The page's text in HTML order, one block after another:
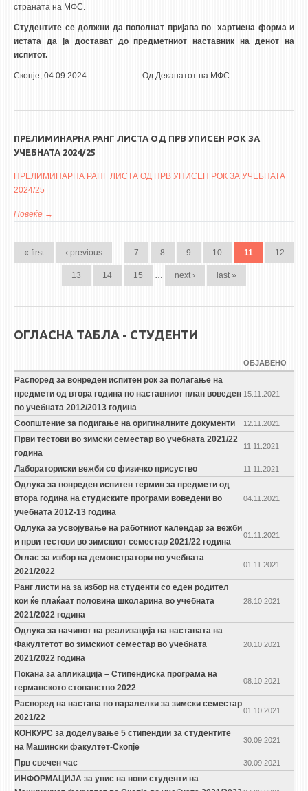
страната на МФС.
Студентите се должни да пополнат пријава во хартиена форма и
истата да ја достават до предметниот наставник на денот на
испитот.
Скопје, 04.09.2024 Од Деканатот на МФС
ПРЕЛИМИНАРНА РАНГ ЛИСТА ОД ПРВ УПИСЕН РОК ЗА
УЧЕБНАТА 2024/25
ПРЕЛИМИНАРНА РАНГ ЛИСТА ОД ПРВ УПИСЕН РОК ЗА УЧЕБНАТА
2024/25
Повеќе за ПРЕЛИМИНАРНА РАНГ ЛИСТА ОД ПРВ УПИСЕН РОК ЗА
« first ‹ previous … 7 8 9 10 11 12
13 14 15 … next › last »
ОГЛАСНА ТАБЛА - СТУДЕНТИ
ОБЈАВЕНО
Распоред за вонреден испитен рок за полагање на
предмети од втора година по наставниот план воведен
во учебната 2012/2013 година
15.11.2021
Соопштение за подигање на оригиналните документи 12.11.2021
Први тестови во зимски семестар во учебната 2021/22
година
11.11.2021
Лабораториски вежби со физичко присуство 11.11.2021
Одлука за вонреден испитен термин за предмети од
втора година на студиските програми воведени во
учебната 2012-13 година
04.11.2021
Одлука за усвојување на работниот календар за вежби
и први тестови во зимскиот семестар 2021/22 година
01.11.2021
Оглас за избор на демонстратори во учебната
2021/2022
01.11.2021
Ранг листи на за избор на студенти со еден родител
кои ќе плаќаат половина школарина во учебната
2021/2022 година
28.10.2021
Одлука за начинот на реализација на наставата на
Факултетот во зимскиот семестар во учебната
2021/2022 година
20.10.2021
Покана за апликација – Стипендиска програма на
германското стопанство 2022
08.10.2021
Распоред на настава по паралелки за зимски семестар
2021/22
01.10.2021
КОНКУРС за доделување 5 стипендии за студентите
на Машински факултет-Скопје
30.09.2021
Прв свечен час 30.09.2021
ИНФОРМАЦИЈА за упис на нови студенти на